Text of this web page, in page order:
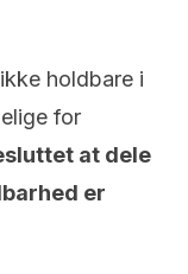
holdbare i
for
at dele
er